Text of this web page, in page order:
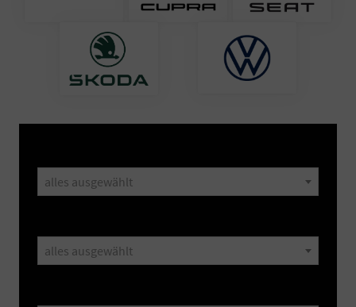
alles ausgewählt
alles ausgewählt